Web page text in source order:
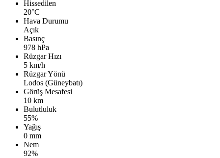
Hissedilen
20°C
Hava Durumu
Açık
Basınç
978 hPa
Rüzgar Hızı
5 km/h
Rüzgar Yönü
Lodos (Güneybatı)
Görüş Mesafesi
10 km
Bulutluluk
55%
Yağış
0 mm
Nem
92%